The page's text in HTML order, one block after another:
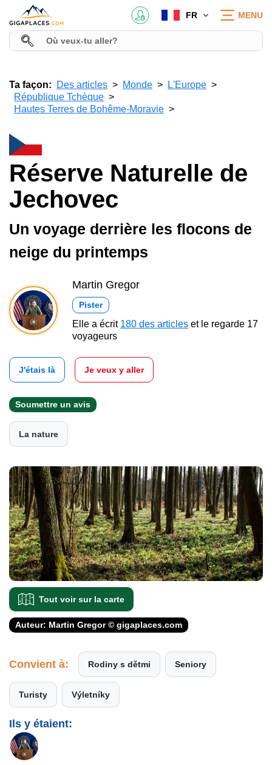
FR MENU
Ta façon: Des articles Monde
L'Europe
République Tchèque
Hautes Terres de Bohême-Moravie
Réserve Naturelle de
Jechovec
Un voyage derrière les flocons de
neige du printemps
Martin Gregor
Pister
Elle a écrit 180 des articles et le regarde 17
voyageurs
J'étais là Je veux y aller
Soumettre un avis
La nature
Tout voir sur la carte
Auteur: Martin Gregor © gigaplaces.com
Convient à: Rodiny s dětmi Seniory
Turisty Výletníky
Ils y étaient: